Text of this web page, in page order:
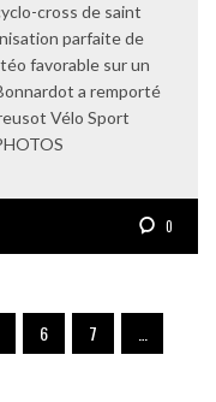
cross de saint
parfaite de
favorable sur un
a remporté
Vélo Sport
0
6 7
…